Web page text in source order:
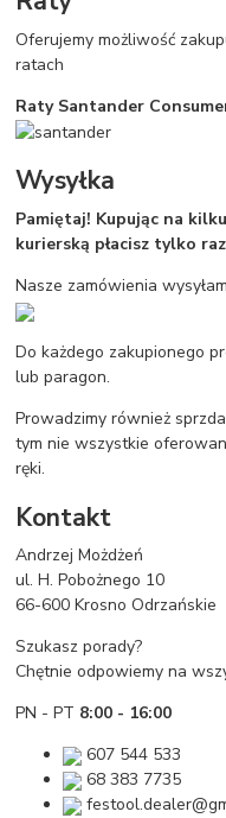
Oferujemy możliwość
ratach
Raty Santander
Wysyłka
Pamiętaj! Kupując na
kurierską płacisz tylko
Nasze zamówienia
Do każdego zakupionego
lub paragon.
Prowadzimy również
tym nie wszystkie
ręki.
Kontakt
Andrzej Możdżeń
ul. H. Pobożnego 10
66-600 Krosno Odrzańskie
Szukasz porady?
Chętnie odpowiemy na
PN - PT 8:00 - 16:00
607 544 533
68 383 7735